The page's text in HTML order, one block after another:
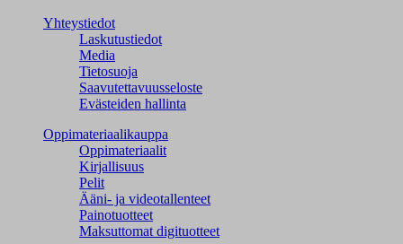
Yhteystiedot
Laskutustiedot
Media
Tietosuoja
Saavutettavuusseloste
Evästeiden hallinta
Oppimateriaalikauppa
Oppimateriaalit
Kirjallisuus
Pelit
Ääni- ja videotallenteet
Painotuotteet
Maksuttomat digituotteet